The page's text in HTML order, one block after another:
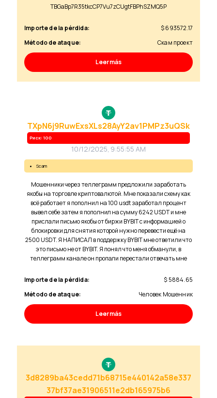
TBGaBp7R35tkcCP7Vu7zCUgtFBPhSZMQ5P
Importe de la pérdida:
$ 693572.17
Método de ataque:
Скам проект
Leer más
TXpN6j9RuwExsXLs28AyY2av1PMPz3uQSk
Риск: 100
10/12/2025, 9:55:55 AM
scam
Мошенники через теллеграмм предложили заработать
якобы на торговле криптовалютой. Мне показали схему как
всё работает я пополнил на 100 usdt заработал процент
вывел себе затем я пополнил на сумму 6242 USDT и мне
прислали письмо якобы от биржи BYBIT с информацией о
блокировки для снятия которой нужно перевести ещё на
2500 USDT. Я НАПИСАЛ в поддержку BYBIT мне ответили что
это письмо не от BYBIT. Я понял что меня обманули, в
теллеграмм канале он пропали перестали отвечать мне
Importe de la pérdida:
$ 5884.65
Método de ataque:
Человек Мошенник
Leer más
3d8289ba43cedd71b68715e440142a58e337
37bf37ae31906511e2db165975b6